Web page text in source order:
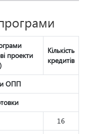
проекти
Кількість
кредитів
ОПП
16